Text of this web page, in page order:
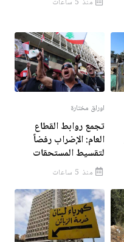
اوراق مختارة
تجمع روابط القطاع
العام: الإضراب رفضاً
لتقسيط المستحقات
منذ 5 ساعات